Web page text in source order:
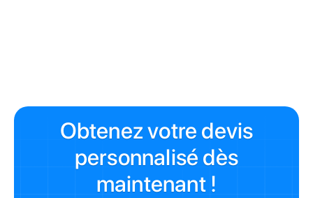
Obtenez votre devis
personnalisé dès
maintenant !